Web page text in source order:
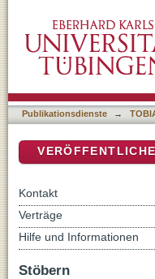
Theologie und
Publikationsdienste →
Kontakt
Verträge
Hilfe und Informationen
Stöbern